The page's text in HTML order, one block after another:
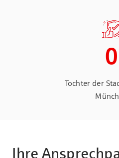
0
Tochter der
Ihre